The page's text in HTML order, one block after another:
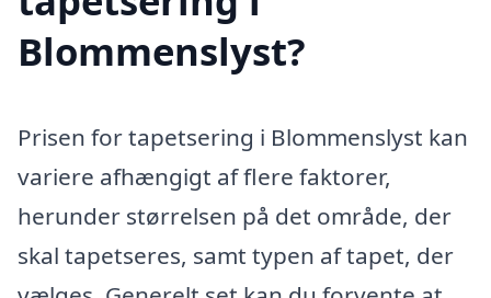
Blommenslyst?
Prisen for tapetsering i Blommenslyst kan
variere afhængigt af flere faktorer,
herunder størrelsen på det område, der
skal tapetseres, samt typen af tapet, der